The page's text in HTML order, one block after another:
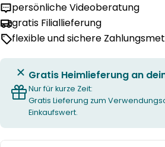
persönliche Videoberatung
gratis Filiallieferung
flexible und sichere
Gratis Heimlieferung an
Nur für kurze Zeit:
Gratis Lieferung zum
Einkaufswert.